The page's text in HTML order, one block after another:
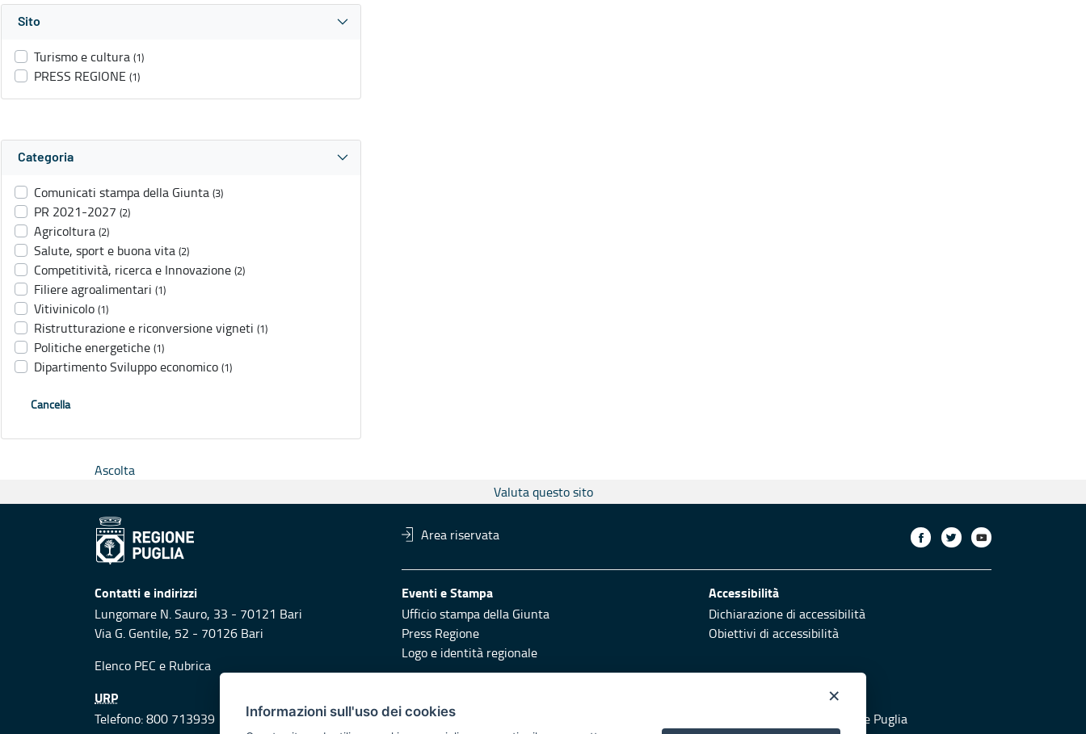
Sito
Turismo e cultura (1)
PRESS REGIONE (1)
Categoria
Comunicati stampa della Giunta (3)
PR 2021-2027 (2)
Agricoltura (2)
Salute, sport e buona vita (2)
Competitività, ricerca e Innovazione (2)
Filiere agroalimentari (1)
Vitivinicolo (1)
Ristrutturazione e riconversione vigneti (1)
Politiche energetiche (1)
Dipartimento Sviluppo economico (1)
Cancella
Ascolta
Valuta questo sito
Area riservata
Contatti e indirizzi
Lungomare N. Sauro, 33 - 70121 Bari
Via G. Gentile, 52 - 70126 Bari
Elenco PEC e Rubrica
Eventi e Stampa
Ufficio stampa della Giunta
Press Regione
Logo e identità regionale
Accessibilità
Dichiarazione di accessibilità
Obiettivi di accessibilità
URP
Telefono: 800 713939
Responsabili di pubblicazione Vai al sito di Protezione Civile Puglia
×
Informazioni sull'uso dei cookies